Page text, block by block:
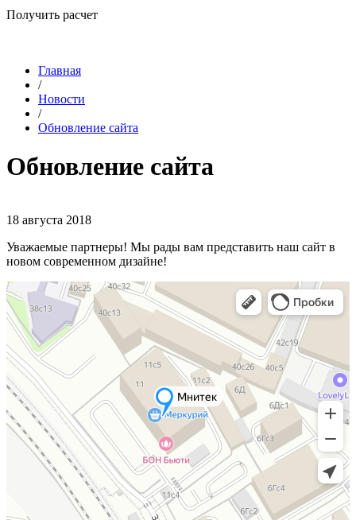
Получить расчет
Главная
/
Новости
/
Обновление сайта
Обновление сайта
18 августа 2018
Уважаемые партнеры! Мы рады вам представить наш сайт в
новом современном дизайне!